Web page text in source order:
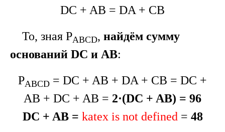
DC + AB = DA + CB
То, зная PABCD, найдём сумму
оснований DC и АВ:
PABCD = DC + AB + DA + CB = DC +
AB + DC + AB = 2·(DC + AB) = 96
DC + AB = katex is not defined= 48